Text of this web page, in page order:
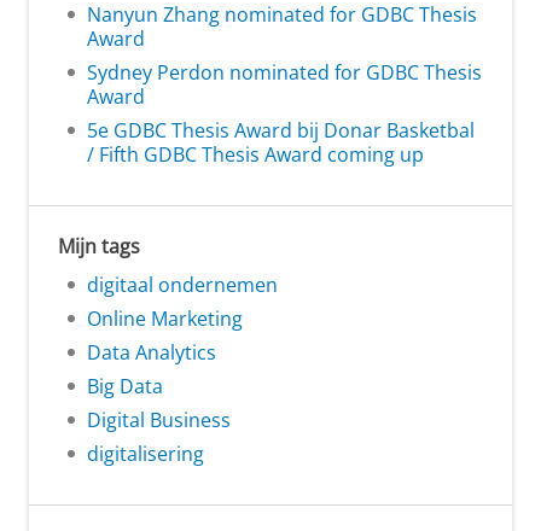
Nanyun Zhang nominated for GDBC Thesis
Award
Sydney Perdon nominated for GDBC Thesis
Award
5e GDBC Thesis Award bij Donar Basketbal
/ Fifth GDBC Thesis Award coming up
Mijn tags
digitaal ondernemen
Online Marketing
Data Analytics
Big Data
Digital Business
digitalisering